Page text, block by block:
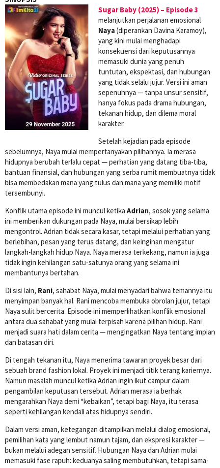
Sugar Baby (2025) – Episode 3
melanjutkan perjalanan emosional
Naya(diperankan Davina Karamoy),
yang kini mulai menghadapi
konsekuensi dari keputusannya
memasuki dunia yang penuh
tuntutan, ekspektasi, dan hubungan
yang tidak selalu jujur. Versi ini aman
sepenuhnya — tanpa unsur sensitif,
hanya fokus pada drama hubungan,
tekanan hidup, dan dilema moral
karakter.
Setelah kejadian pada episode
sebelumnya, Naya mulai mempertanyakan pilihannya. Ia merasa
hidupnya berubah terlalu cepat — perhatian yang datang tiba-tiba,
bantuan finansial, dan hubungan yang serba rumit membuatnya tidak
bisa membedakan mana yang tulus dan mana yang memiliki motif
tersembunyi.
Konflik utama episode ini muncul ketika Adrian, sosok yang selama
ini memberikan dukungan pada Naya, mulai bersikap lebih
mengontrol. Adrian tidak secara kasar, tetapi melalui perhatian yang
berlebihan, pesan yang terus datang, dan keinginan mengatur
langkah-langkah hidup Naya. Naya merasa terkekang, namun ia juga
tidak ingin kehilangan satu-satunya orang yang selama ini
membantunya bertahan.
Di sisi lain, Rani, sahabat Naya, mulai menyadari bahwa temannya itu
menyimpan banyak hal. Rani mencoba membuka obrolan jujur, tetapi
Naya sulit bercerita. Episode ini memperlihatkan konflik emosional
antara dua sahabat yang mulai terpisah karena pilihan hidup. Rani
menjadi suara hati dalam cerita — mengingatkan Naya tentang impian
dan batasan diri.
Di tengah tekanan itu, Naya menerima tawaran proyek besar dari
sebuah brand fashion lokal. Proyek ini menjadi titik terang kariernya.
Namun masalah muncul ketika Adrian ingin ikut campur dalam
pengambilan keputusan tersebut. Adrian merasa ia berhak
mengarahkan Naya demi “kebaikan”, tetapi bagi Naya, itu terasa
seperti kehilangan kendali atas hidupnya sendiri.
Dalam versi aman, ketegangan ditampilkan melalui dialog emosional,
pemilihan kata yang lembut namun tajam, dan ekspresi karakter —
bukan melalui adegan sensitif. Hubungan Naya dan Adrian mulai
memasuki fase rapuh: keduanya saling membutuhkan, tetapi sama-